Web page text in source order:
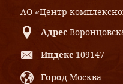
АО «Центр
Адрес
Индекс 109147
Город Москва